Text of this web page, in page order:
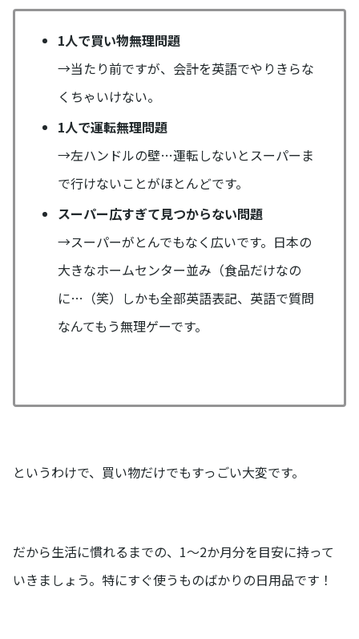
1人で買い物無理問題
→当たり前ですが、会計を英語でやりきらな
くちゃいけない。
1人で運転無理問題
→左ハンドルの壁…運転しないとスーパーま
で行けないことがほとんどです。
スーパー広すぎて見つからない問題
→スーパーがとんでもなく広いです。日本の
大きなホームセンター並み（食品だけなの
に…（笑）しかも全部英語表記、英語で質問
なんてもう無理ゲーです。
というわけで、買い物だけでもすっごい大変です。
だから生活に慣れるまでの、1～2か月分を目安に持って
いきましょう。特にすぐ使うものばかりの日用品です！